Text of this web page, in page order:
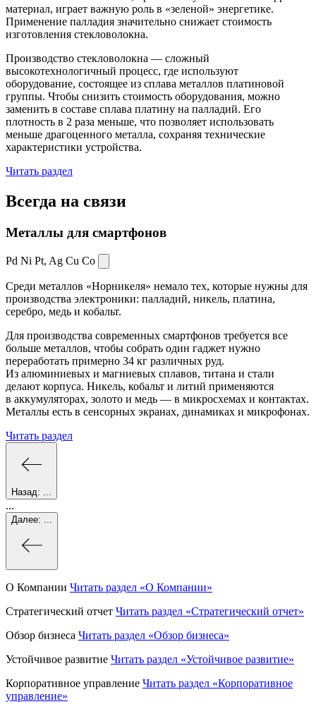
материал, играет важную роль в «зеленой» энергетике.
Применение палладия значительно снижает стоимость
изготовления стекловолокна.
Производство стекловолокна — сложный
высокотехнологичный процесс, где используют
оборудование, состоящее из сплава металлов платиновой
группы. Чтобы снизить стоимость оборудования, можно
заменить в составе сплава платину на палладий. Его
плотность в 2 раза меньше, что позволяет использовать
меньше драгоценного металла, сохраняя технические
характеристики устройства.
Читать раздел
Всегда на связи
Металлы для смартфонов
Pd Ni Pt, Ag Cu Co
Среди металлов «Норникеля» немало тех, которые нужны для
производства электроники: палладий, никель, платина,
серебро, медь и кобальт.
Для производства современных смартфонов требуется все
больше металлов, чтобы собрать один гаджет нужно
переработать примерно 34 кг различных руд.
Из алюминиевых и магниевых сплавов, титана и стали
делают корпуса. Никель, кобальт и литий применяются
в аккумуляторах, золото и медь — в микросхемах и контактах.
Металлы есть в сенсорных экранах, динамиках и микрофонах.
Читать раздел
Назад:
...
Далее:
О Компании Читать раздел «О Компании»
Стратегический отчет Читать раздел «Стратегический отчет»
Обзор бизнеса Читать раздел «Обзор бизнеса»
Устойчивое развитие Читать раздел «Устойчивое развитие»
Корпоративное управление Читать раздел «Корпоративное
управление»